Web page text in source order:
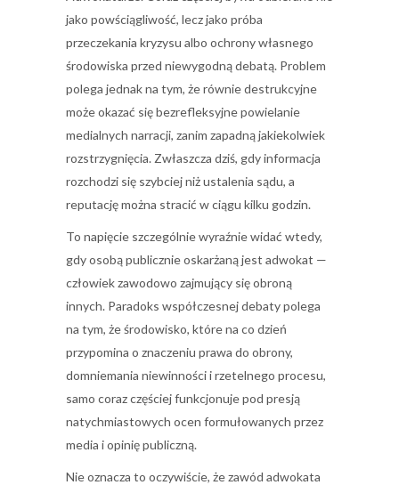
jako powściągliwość, lecz jako próba
przeczekania kryzysu albo ochrony własnego
środowiska przed niewygodną debatą. Problem
polega jednak na tym, że równie destrukcyjne
może okazać się bezrefleksyjne powielanie
medialnych narracji, zanim zapadną jakiekolwiek
rozstrzygnięcia. Zwłaszcza dziś, gdy informacja
rozchodzi się szybciej niż ustalenia sądu, a
reputację można stracić w ciągu kilku godzin.
To napięcie szczególnie wyraźnie widać wtedy,
gdy osobą publicznie oskarżaną jest adwokat —
człowiek zawodowo zajmujący się obroną
innych. Paradoks współczesnej debaty polega
na tym, że środowisko, które na co dzień
przypomina o znaczeniu prawa do obrony,
domniemania niewinności i rzetelnego procesu,
samo coraz częściej funkcjonuje pod presją
natychmiastowych ocen formułowanych przez
media i opinię publiczną.
Nie oznacza to oczywiście, że zawód adwokata